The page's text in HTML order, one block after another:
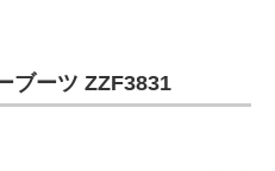
ブーツ ZZF3831